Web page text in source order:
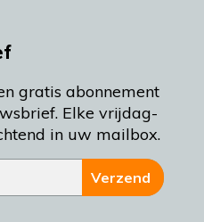
gratis abonnement
Elke vrijdag-
in uw mailbox.
Verzend